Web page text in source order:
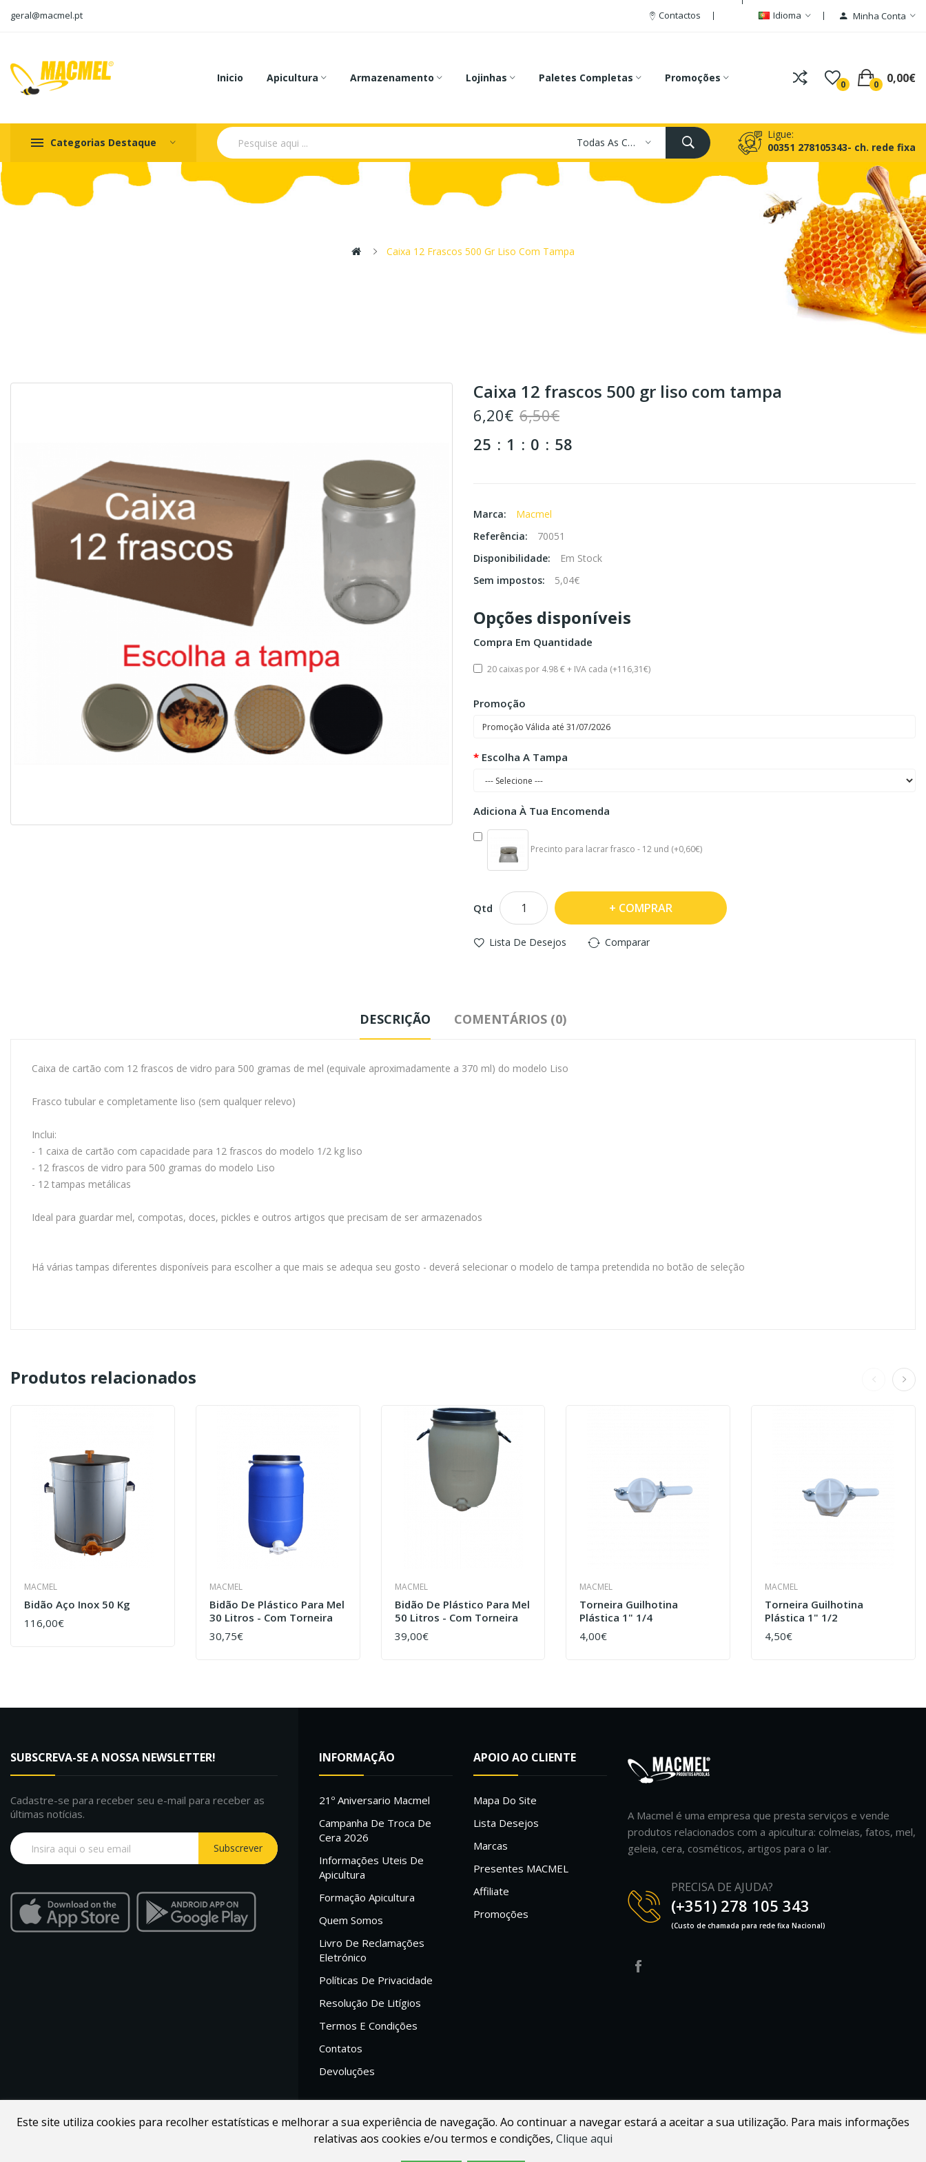
geral@macmel.pt Contactos Idioma Minha Conta
Inicio Apicultura Armazenamento Lojinhas Paletes Completas Promoções
0 0 0,00€
Categorias Destaque Todas As Categorias
Ligue:
00351 278105343- ch. rede fixa
Caixa 12 Frascos 500 Gr Liso Com Tampa
Caixa 12 frascos 500 gr liso com tampa
6,20€ 6,50€
25
1 0 57
Marca:
Macmel
Referência:
70051
Disponibilidade:
Em Stock
Sem impostos:
5,04€
Opções disponíveis
Compra Em Quantidade
20 caixas por 4.98 € + IVA cada (+116,31€)
Promoção
Escolha A Tampa
Adiciona À Tua Encomenda
Precinto para lacrar frasco - 12 und (+0,60€)
Qtd COMPRAR
Lista De Desejos Comparar
DESCRIÇÃO COMENTÁRIOS (0)
Caixa de cartão com 12 frascos de vidro para 500 gramas de mel (equivale aproximadamente a 370 ml) do modelo Liso
Frasco tubular e completamente liso (sem qualquer relevo)
Inclui:
- 1 caixa de cartão com capacidade para 12 frascos do modelo 1/2 kg liso
- 12 frascos de vidro para 500 gramas do modelo Liso
- 12 tampas metálicas
Ideal para guardar mel, compotas, doces, pickles e outros artigos que precisam de ser armazenados
Há várias tampas diferentes disponíveis para escolher a que mais se adequa seu gosto - deverá selecionar o modelo de tampa pretendida no botão de seleção
Este site utiliza cookies para recolher estatísticas e melhorar a sua experiência de navegação. Ao continuar a navegar estará a aceitar a sua utilização. Para mais informações
relativas aos cookies e/ou termos e condições, Clique aqui
Produtos relacionados
MACMEL
Bidão Aço Inox 50 Kg
116,00€
COMPRAR
MACMEL
Bidão De Plástico Para Mel
30 Litros - Com Torneira
30,75€
COMPRAR
MACMEL
Bidão De Plástico Para Mel
50 Litros - Com Torneira
39,00€
COMPRAR
MACMEL
Torneira Guilhotina
Plástica 1" 1/4
4,00€
COMPRAR
MACMEL
Torneira Guilhotina
Plástica 1" 1/2
4,50€
COMPRAR
SUBSCREVA-SE A NOSSA NEWSLETTER!
Cadastre-se para receber seu e-mail para receber as
últimas notícias.
Subscrever
INFORMAÇÃO
21º Aniversario Macmel
Campanha De Troca De
Cera 2026
Informações Uteis De
Apicultura
Formação Apicultura
Quem Somos
Livro De Reclamações
Eletrónico
Políticas De Privacidade
Resolução De Litígios
Termos E Condições
Contatos
Devoluções
APOIO AO CLIENTE
Mapa Do Site
Lista Desejos
Marcas
Presentes MACMEL
Affiliate
Promoções
A Macmel é uma empresa que presta serviços e vende
produtos relacionados com a apicultura: colmeias, fatos, mel,
geleia, cera, cosméticos, artigos para o lar.
PRECISA DE AJUDA?
(+351) 278 105 343
(Custo de chamada para rede fixa Nacional)
Desenvolvido porWebdouro . Loja Online para Apicultores |